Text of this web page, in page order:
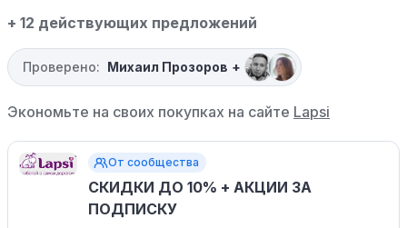
+ 12 действующих предложений
Проверено: Михаил Прозоров +
Экономьте на своих покупках на сайте Lapsi
От сообщества
СКИДКИ ДО 10% + АКЦИИ ЗА
ПОДПИСКУ